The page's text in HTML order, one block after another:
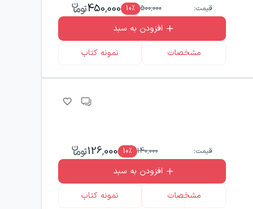
قیمت: 500,000
10٪ 450,000
افزودن به سبد
مشخصات
نمونه کتاب
قیمت: 140,000
10٪ 126,000
افزودن به سبد
مشخصات
نمونه کتاب